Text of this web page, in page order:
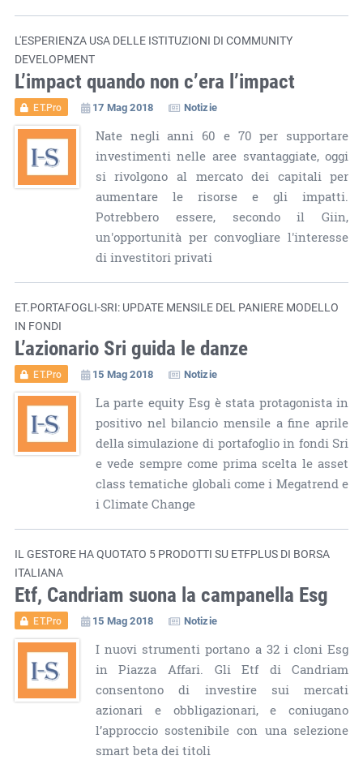
L'ESPERIENZA USA DELLE ISTITUZIONI DI COMMUNITY
DEVELOPMENT
L’impact quando non c’era l’impact
ET.Pro 17 Mag 2018 Notizie
Nate negli anni 60 e 70 per supportare
investimenti nelle aree svantaggiate, oggi
si rivolgono al mercato dei capitali per
aumentare le risorse e gli impatti.
Potrebbero essere, secondo il Giin,
un'opportunità per convogliare l'interesse
di investitori privati
ET.PORTAFOGLI-SRI: UPDATE MENSILE DEL PANIERE MODELLO
IN FONDI
L’azionario Sri guida le danze
ET.Pro 15 Mag 2018 Notizie
La parte equity Esg è stata protagonista in
positivo nel bilancio mensile a fine aprile
della simulazione di portafoglio in fondi Sri
e vede sempre come prima scelta le asset
class tematiche globali come i Megatrend e
i Climate Change
IL GESTORE HA QUOTATO 5 PRODOTTI SU ETFPLUS DI BORSA
ITALIANA
Etf, Candriam suona la campanella Esg
ET.Pro 15 Mag 2018 Notizie
I nuovi strumenti portano a 32 i cloni Esg
in Piazza Affari. Gli Etf di Candriam
consentono di investire sui mercati
azionari e obbligazionari, e coniugano
l’approccio sostenibile con una selezione
smart beta dei titoli